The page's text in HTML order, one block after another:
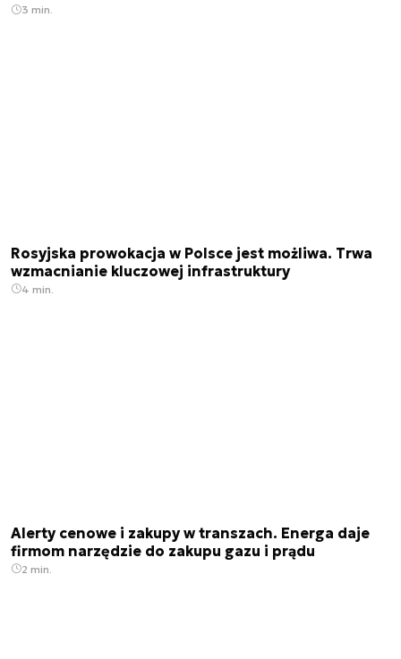
3 min.
Rosyjska prowokacja w Polsce jest możliwa. Trwa
wzmacnianie kluczowej infrastruktury
4 min.
Alerty cenowe i zakupy w transzach. Energa daje
firmom narzędzie do zakupu gazu i prądu
2 min.